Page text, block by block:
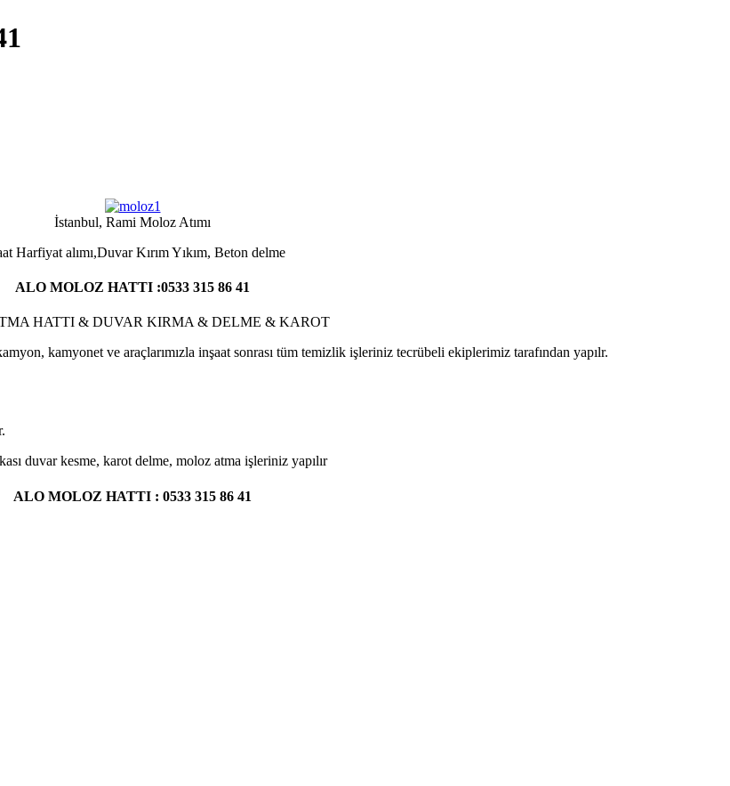
İstanbul, Rami Moloz Atımı
Harfiyat alımı,Duvar Kırım Yıkım, Beton delme
ALO MOLOZ HATTI :0533 315 86 41
HATTI & DUVAR KIRMA & DELME & KAROT
kamyonet ve araçlarımızla inşaat sonrası tüm temizlik işleriniz tecrübeli ekiplerimiz tarafından yapılr.
duvar kesme, karot delme, moloz atma işleriniz yapılır
ALO MOLOZ HATTI : 0533 315 86 41